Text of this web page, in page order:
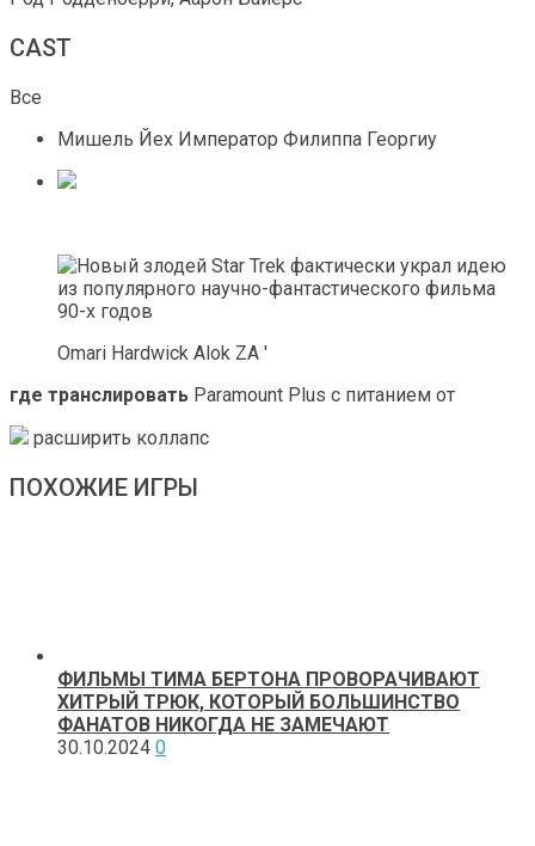
CAST
Все
Мишель Йех Император Филиппа Георгиу
Omari Hardwick Alok ZA '
где транслировать Paramount Plus с питанием от
расширить коллапс
ПОХОЖИЕ ИГРЫ
ФИЛЬМЫ ТИМА БЕРТОНА ПРОВОРАЧИВАЮТ
ХИТРЫЙ ТРЮК, КОТОРЫЙ БОЛЬШИНСТВО
ФАНАТОВ НИКОГДА НЕ ЗАМЕЧАЮТ
30.10.2024 0